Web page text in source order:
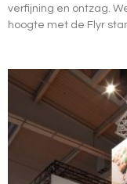
verfijning en ontzag.
hoogte met de Flyr